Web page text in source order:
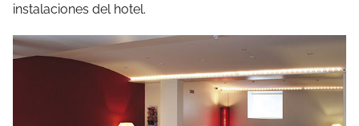
instalaciones del hotel.